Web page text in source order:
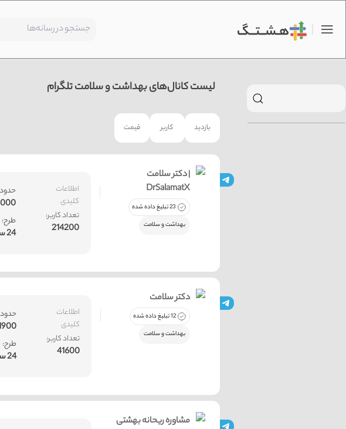
لیست کانال‌های بهداشت و سلامت تلگرام
قیمت کاربر بازدید
اطلاعات
کلیدی
تعداد کاربر:
214200
حدود
طرح:
24 ساعته
دكتر سلامت |
DrSalamatX
23 تبلیغ داده شده
بهداشت و سلامت
اطلاعات
کلیدی
تعداد کاربر:
41600
حدود
طرح:
24 ساعته
دکتر سلامت
12 تبلیغ داده شده
بهداشت و سلامت
مشاوره ریحانه بهشتی